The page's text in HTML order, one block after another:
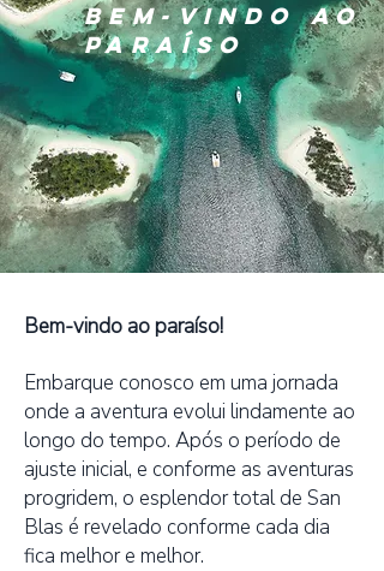
BEM-VINDO AO
PARAÍSO
Bem-vindo ao paraíso!
Embarque conosco em uma jornada
onde a aventura evolui lindamente ao
longo do tempo. Após o período de
ajuste inicial, e conforme as aventuras
progridem, o esplendor total de San
Blas é revelado conforme cada dia
fica melhor e melhor.